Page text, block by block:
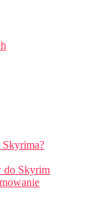
Skyrima?
do Skyrim